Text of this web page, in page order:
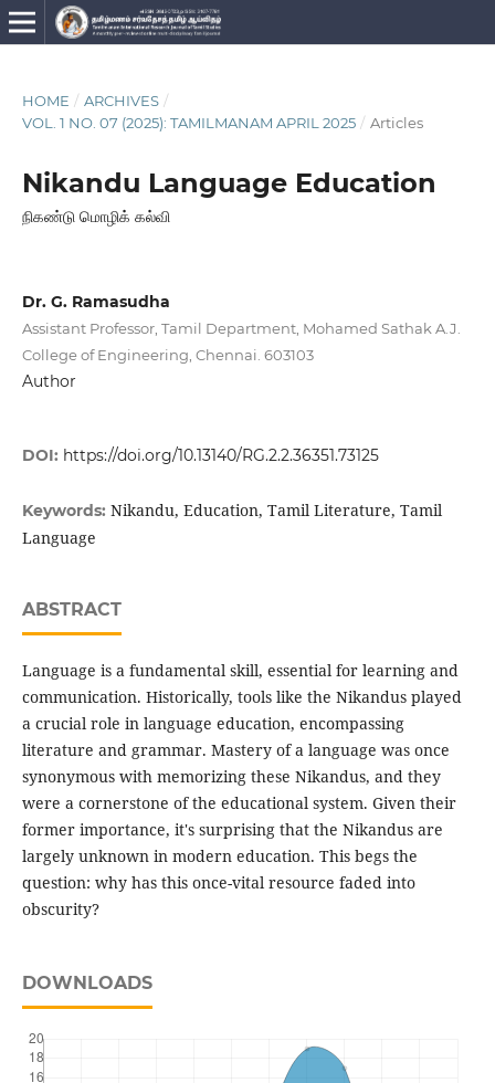
HOME / ARCHIVES /
VOL. 1 NO. 07 (2025): TAMILMANAM APRIL 2025 / Articles
Nikandu Language Education
நிகண்டு மொழிக் கல்வி
Dr. G. Ramasudha
Assistant Professor, Tamil Department, Mohamed Sathak A.J.
College of Engineering, Chennai. 603103
Author
DOI: https://doi.org/10.13140/RG.2.2.36351.73125
Keywords: Nikandu, Education, Tamil Literature, Tamil
Language
ABSTRACT
Language is a fundamental skill, essential for learning and
communication. Historically, tools like the Nikandus played
a crucial role in language education, encompassing
literature and grammar. Mastery of a language was once
synonymous with memorizing these Nikandus, and they
were a cornerstone of the educational system. Given their
former importance, it's surprising that the Nikandus are
largely unknown in modern education. This begs the
question: why has this once-vital resource faded into
obscurity?
DOWNLOADS